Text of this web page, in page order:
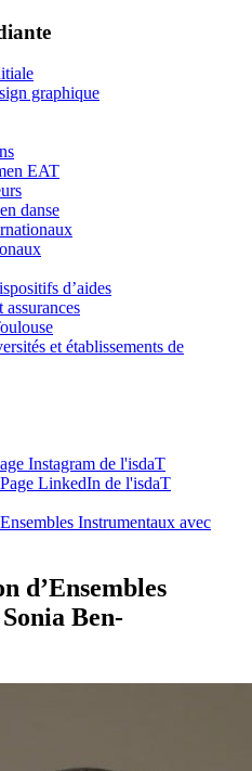
graphique
EAT
danse
d’aides
assurances
et établissements de
Instrumentaux avec
d’Ensembles
Ben-